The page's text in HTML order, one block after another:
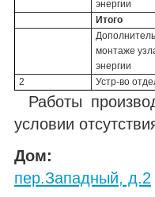
энергии
Итого
монтаже
энергии
2
Устр-во
Работы
условии
Дом:
пер.Западный, д.2